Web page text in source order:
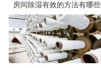
房间除湿有效的方法有哪些